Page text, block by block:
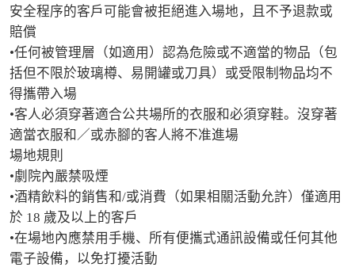
安全程序的客戶可能會被拒絕進入場地，且不予退款或
賠償
•任何被管理層（如適用）認為危險或不適當的物品（包
括但不限於玻璃樽、易開罐或刀具）或受限制物品均不
得攜帶入場
•客人必須穿著適合公共場所的衣服和必須穿鞋。沒穿著
適當衣服和／或赤腳的客人將不准進場
場地規則
•劇院內嚴禁吸煙
•酒精飲料的銷售和/或消費（如果相關活動允許）僅適用
於 18 歲及以上的客戶
•在場地內應禁用手機、所有便攜式通訊設備或任何其他
電子設備，以免打擾活動